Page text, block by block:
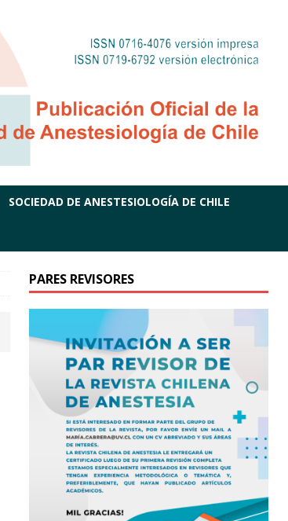
SOCIEDAD DE ANESTESIOLOGÍA DE CHILE
PARES REVISORES